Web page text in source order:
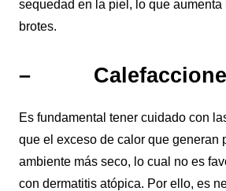
sequedad en la piel, lo que
brotes.
–
Es fundamental tener cuidado con
que el exceso de calor que generan
ambiente más seco, lo cual no es
con dermatitis atópica. Por ello, es